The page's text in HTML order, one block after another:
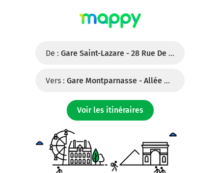
De : Gare Saint-Lazare - 28 Rue De Rome, 75008 Paris
Vers : Gare Montparnasse - Allée Du Capitaine Dronne, 75015 Paris
Voir les itinéraires